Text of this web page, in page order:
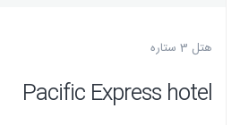
هتل 3 ستاره
Pacific Express hotel